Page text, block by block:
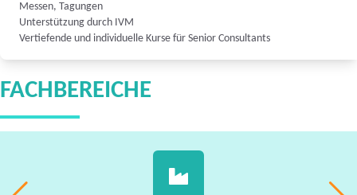
Messen, Tagungen
Unterstützung durch IVM
Vertiefende und individuelle Kurse für Senior Consultants
FACHBEREICHE